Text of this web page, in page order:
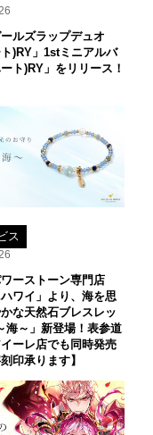
ルズラップデュオ
ト)RY」1stミニアルバ
ト)RY」をリリース！
ス
ーストーン専門店
ハワイ」より、海を思
な天然石ブレスレッ
海～」新登場！表参道
ーレ店でも同時発売
印承ります】